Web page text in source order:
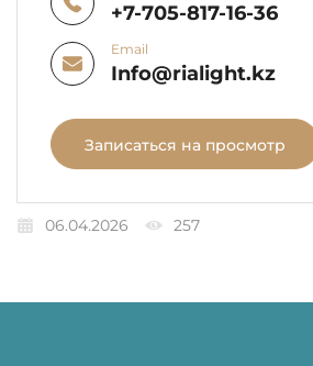
+7-705-817-16-36
Email
Info@rialight.kz
Записаться на просмотр
06.04.2026 257